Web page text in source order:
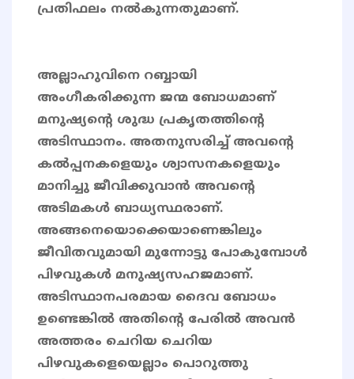
പ്രതിഫലം നല്‍കുന്നതുമാണ്.
അല്ലാഹുവിനെ റബ്ബായി
അംഗീകരിക്കുന്ന ജന്മ ബോധമാണ്
മനുഷ്യന്റെ ശുദ്ധ പ്രകൃതത്തിന്റെ
അടിസ്ഥാനം. അതനുസരിച്ച് അവൻ്റെ
കൽപ്പനകളെയും ശ്വാസനകളെയും
മാനിച്ചു ജീവിക്കുവാൻ അവന്റെ
അടിമകൾ ബാധ്യസ്ഥരാണ്.
അങ്ങനെയൊക്കെയാണെങ്കിലും
ജീവിതവുമായി മുന്നോട്ടു പോകുമ്പോൾ
പിഴവുകൾ മനുഷ്യസഹജമാണ്.
അടിസ്ഥാനപരമായ ദൈവ ബോധം
ഉണ്ടെങ്കിൽ അതിൻ്റെ പേരിൽ അവൻ
അത്തരം ചെറിയ ചെറിയ
പിഴവുകളെയെല്ലാം പൊറുത്തു